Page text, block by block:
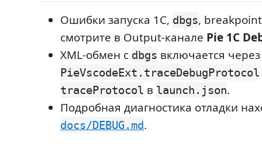
Ошибки запуска 1С, dbgs,
смотрите в Output-канале Pie 1C
XML-обмен с dbgs включается через
PieVscodeExt.traceDebugProtocol
traceProtocol в launch.json.
Подробная диагностика отладки
docs/DEBUG.md.